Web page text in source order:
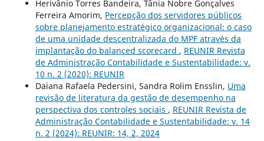
Herivânio Torres Bandeira, Tânia Nobre Gonçalves
Ferreira Amorim, Percepção dos servidores públicos
sobre planejamento estratégico organizacional: o caso
de uma unidade descentralizada do MPF através da
implantação do balanced scorecard , REUNIR Revista
de Administração Contabilidade e Sustentabilidade: v.
10 n. 2 (2020): REUNIR
Daiana Rafaela Pedersini, Sandra Rolim Ensslin, Uma
revisão de literatura da gestão de desempenho na
perspectiva dos controles sociais , REUNIR Revista de
Administração Contabilidade e Sustentabilidade: v. 14
n. 2 (2024): REUNIR: 14, 2, 2024